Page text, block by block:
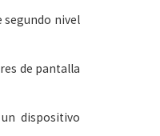
segundo nivel
de pantalla
dispositivo